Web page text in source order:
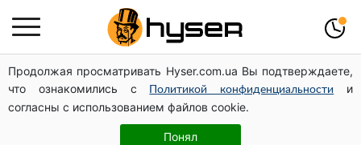
Продолжая просматривать Hyser.com.ua Вы подтверждаете,
что ознакомились с
Политикой конфиденциальности
и
согласны с использованием файлов cookie.
Понял
Гола Олена Тополя у цікавих позах змусила відвисати
щелепи: злив відео – було лише початком
Повністю гола Анна Трінчер блиснула "принадами":
таких розмірів ви ще не бачили